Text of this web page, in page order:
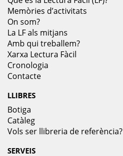
Memòries d’activitats
On som?
La LF als mitjans
Amb qui treballem?
Xarxa Lectura Fàcil
Cronologia
Contacte
LLIBRES
Botiga
Catàleg
Vols ser llibreria de referència?
SERVEIS